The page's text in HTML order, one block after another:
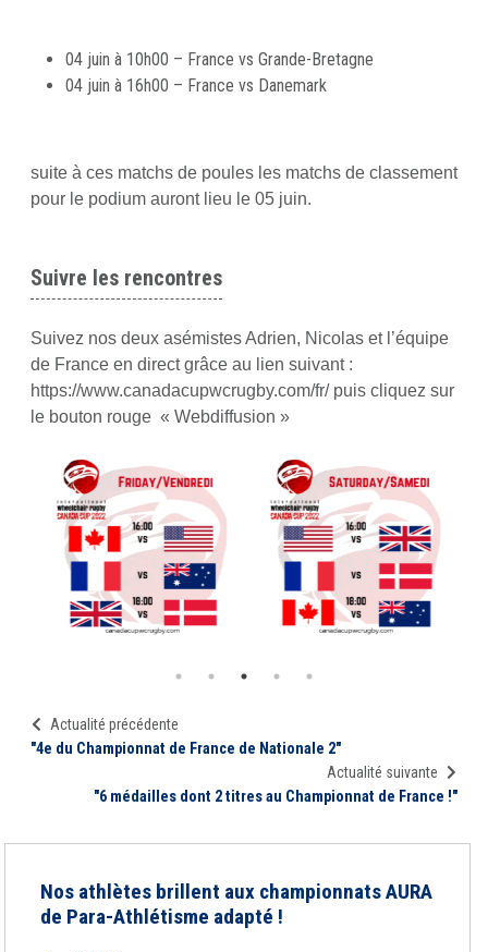
04 juin à 10h00 – France vs Grande-Bretagne
04 juin à 16h00 – France vs Danemark
suite à ces matchs de poules les matchs de classement
pour le podium auront lieu le 05 juin.
Suivre les rencontres
Suivez nos deux asémistes Adrien, Nicolas et l’équipe
de France en direct grâce au lien suivant :
https://www.canadacupwcrugby.com/fr/ puis cliquez sur
le bouton rouge « Webdiffusion »
Actualité précédente
"4e du Championnat de France de Nationale 2"
Actualité suivante
"6 médailles dont 2 titres au Championnat de France !"
Nos athlètes brillent aux championnats AURA
de Para-Athlétisme adapté !